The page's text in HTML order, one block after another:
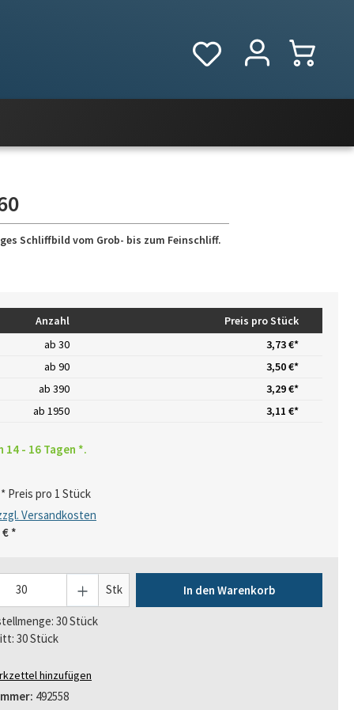
Schliffbild vom Grob- bis zum Feinschliff.
Anzahl
Preis pro Stück
ab 30
3,73 €*
ab 90
3,50 €*
ab 390
3,29 €*
ab 1950 3,11 €*
14 - 16 Tagen *.
Preis pro 1 Stück
Versandkosten
€ *
Stk In den Warenkorb
30 Stück
30 Stück
hinzufügen
492558